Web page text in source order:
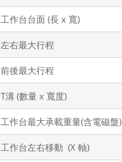
工作台台面 (長 x 寬)
左右最大行程
前後最大行程
T溝 (數量 x 寬度)
工作台最大承載重量(含電磁盤)
工作台左右移動 (X 軸)